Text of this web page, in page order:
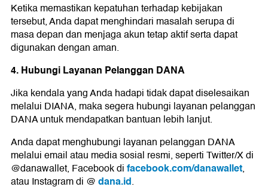
Ketika memastikan kepatuhan terhadap kebijakan
tersebut, Anda dapat menghindari masalah serupa di
masa depan dan menjaga akun tetap aktif serta dapat
digunakan dengan aman.
4. Hubungi Layanan Pelanggan DANA
Jika kendala yang Anda hadapi tidak dapat diselesaikan
melalui DIANA, maka segera hubungi layanan pelanggan
DANA untuk mendapatkan bantuan lebih lanjut.
Anda dapat menghubungi layanan pelanggan DANA
melalui email atau media sosial resmi, seperti Twitter/X di
@danawallet, Facebook difacebook.com/danawallet,
atau Instagram di @dana.id.